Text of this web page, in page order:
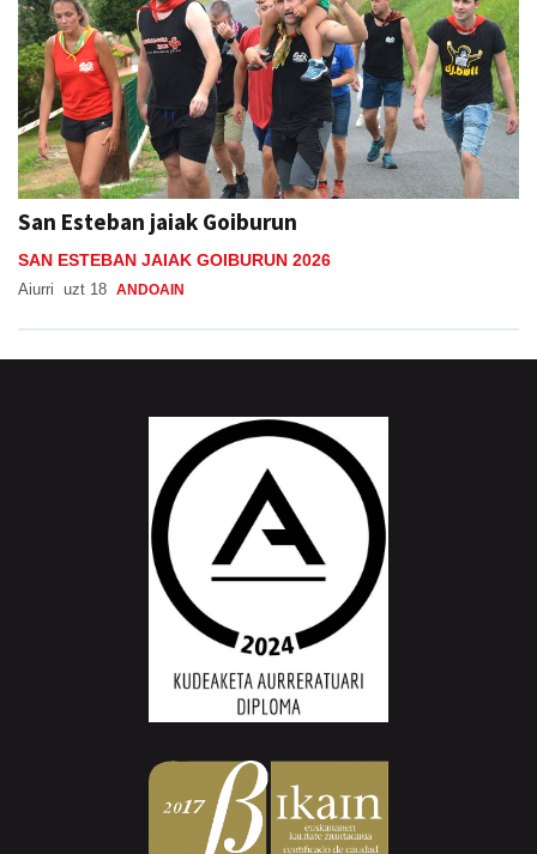
San Esteban jaiak Goiburun
SAN ESTEBAN JAIAK GOIBURUN 2026
Aiurri uzt 18 ANDOAIN